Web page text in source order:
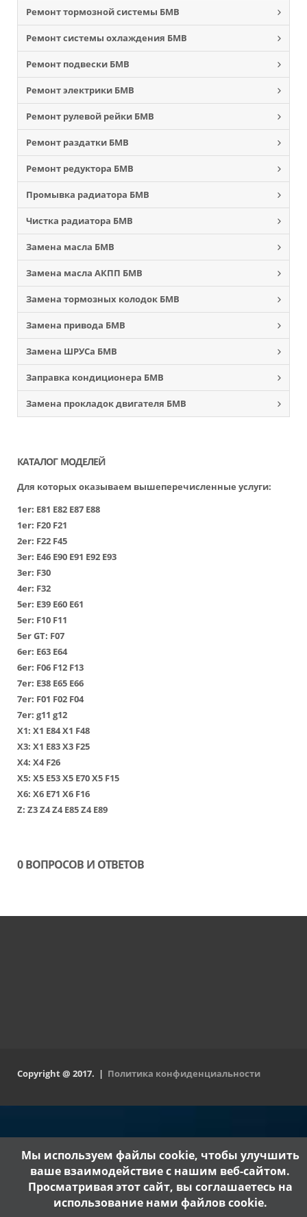
Ремонт тормозной системы БМВ
Ремонт системы охлаждения БМВ
Ремонт подвески БМВ
Ремонт электрики БМВ
Ремонт рулевой рейки БМВ
Ремонт раздатки БМВ
Ремонт редуктора БМВ
Промывка радиатора БМВ
Чистка радиатора БМВ
Замена масла БМВ
Замена масла АКПП БМВ
Замена тормозных колодок БМВ
Замена привода БМВ
Замена ШРУСа БМВ
Заправка кондиционера БМВ
Замена прокладок двигателя БМВ
КАТАЛОГ МОДЕЛЕЙ
Для которых оказываем вышеперечисленные услуги:
1er: Е81 Е82 Е87 Е88
1er: F20 F21
2er: F22 F45
3er: Е46 Е90 Е91 Е92 Е93
3er: F30
4er: F32
5er: Е39 Е60 Е61
5er: F10 F11
5er GT: F07
6er: Е63 Е64
6er: F06 F12 F13
7er: Е38 Е65 Е66
7er: F01 F02 F04
7er: g11 g12
Х1: Х1 Е84Х1 F48
Х3: Х1 Е83Х3 F25
Х4: Х4 F26
Х5: Х5 Е53Х5 Е70Х5 F15
Х6: Х6 Е71 Х6 F16
Z: Z3Z4Z4 E85Z4 E89
0 ВОПРОСОВ И ОТВЕТОВ
Copyright @ 2017. | Политика конфиденциальности
Мы используем файлы cookie, чтобы улучшить
ваше взаимодействие с нашим веб-сайтом.
Просматривая этот сайт, вы соглашаетесь на
использование нами файлов cookie.